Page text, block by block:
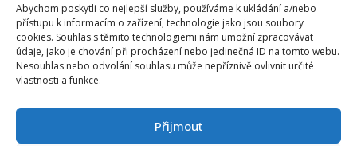
Abychom poskytli co nejlepší služby, používáme k ukládání a/nebo
přístupu k informacím o zařízení, technologie jako jsou soubory
cookies. Souhlas s těmito technologiemi nám umožní zpracovávat
údaje, jako je chování při procházení nebo jedinečná ID na tomto webu.
Nesouhlas nebo odvolání souhlasu může nepříznivě ovlivnit určité
vlastnosti a funkce.
Přijmout
Šoulání po stopách myslivosti
Honitba roku
Časopis Myslivost
Ministerstva zemědělství ČR